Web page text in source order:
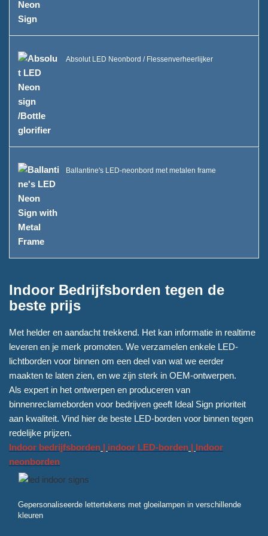
Neem contact met ons opAbsolut LED Neonbord / Flessenverheerlijker
Ballantine's LED-neonbord met metalen frame
Indoor Bedrijfsborden tegen de
beste prijs
Met helder en aandacht trekkend. Het kan informatie in realtime
leveren en je merk promoten. We verzamelen enkele LED-
lichtborden voor binnen om een deel van wat we eerder
maakten te laten zien, en we zijn sterk in OEM-ontwerpen.
Als expert in het ontwerpen en produceren van
binnenreclameborden voor bedrijven geeft Ideal Sign prioriteit
aan kwaliteit. Vind hier de beste LED-borden voor binnen tegen
redelijke prijzen.
Indoor bedrijfsborden | indoor LED-borden | Indoor
neonborden
Gepersonaliseerde lettertekens met gloeilampen in verschillende
kleuren